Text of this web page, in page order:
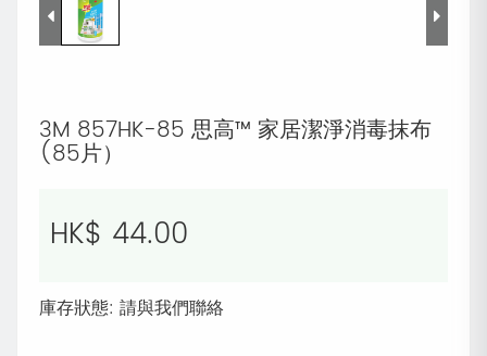
3M 857HK-85 思高™ 家居潔淨消毒抹布
(85片）
HK$ 44.00
庫存狀態: 請與我們聯絡